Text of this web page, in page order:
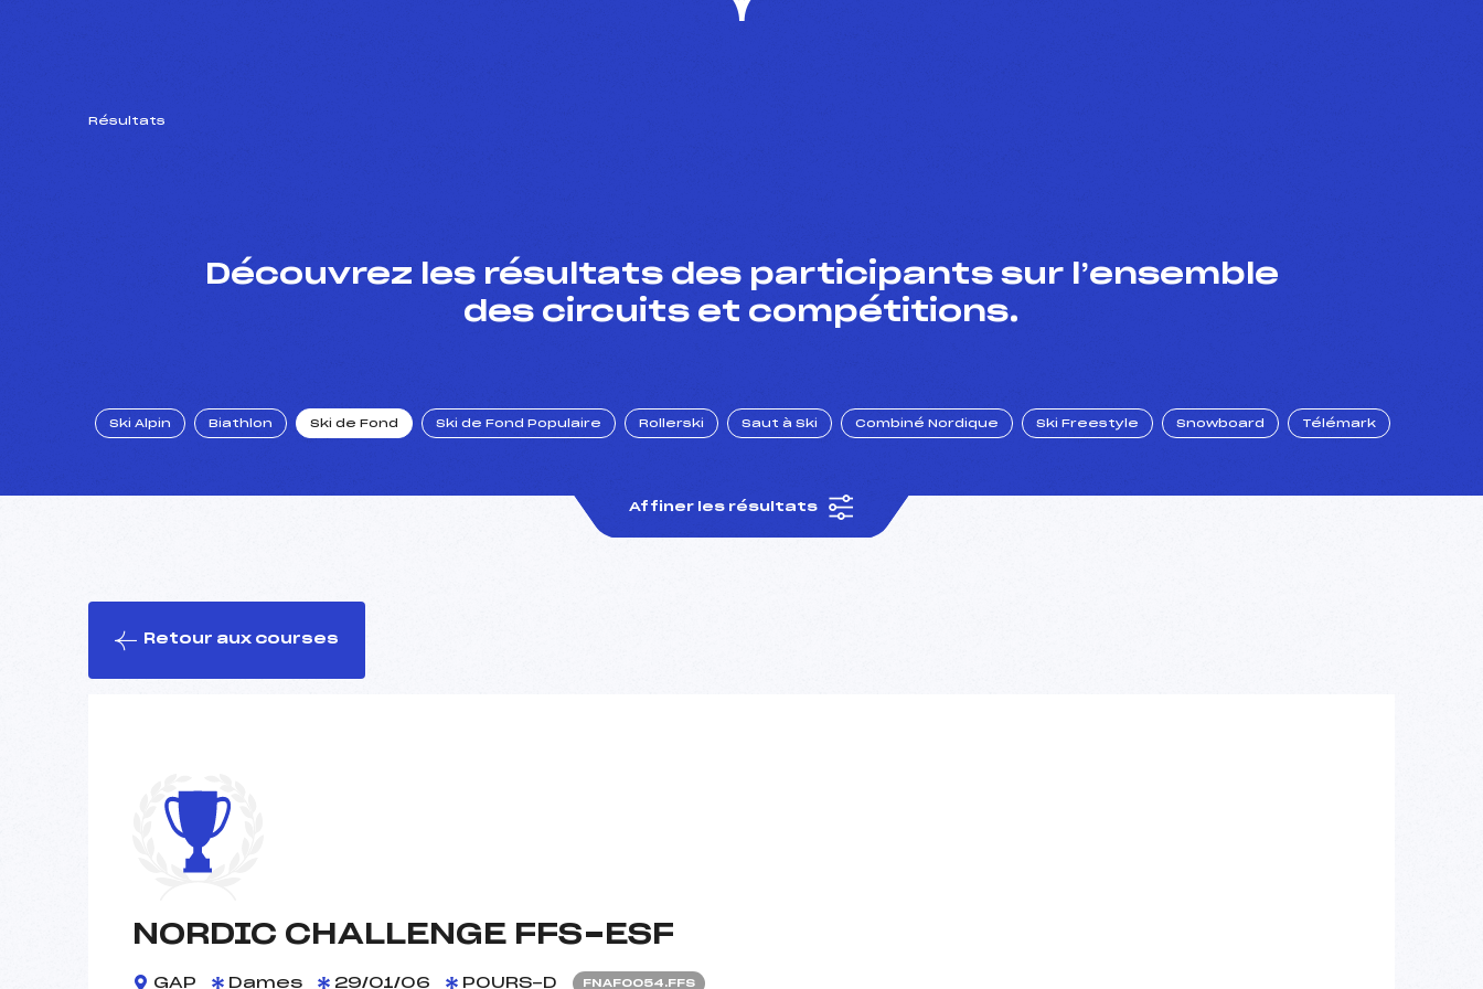
Résultats
Découvrez les résultats des participants sur l’ensemble
des circuits et compétitions.
Ski Alpin Biathlon Ski de Fond Ski de Fond Populaire Rollerski Saut à Ski Combiné Nordique Ski Freestyle Snowboard Télémark
Affiner les résultats
Retour aux courses
NORDIC CHALLENGE FFS-ESF
GAP Dames 29/01/06 POURS-D FNAF0054.FFS